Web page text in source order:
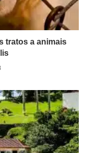
tratos a animais